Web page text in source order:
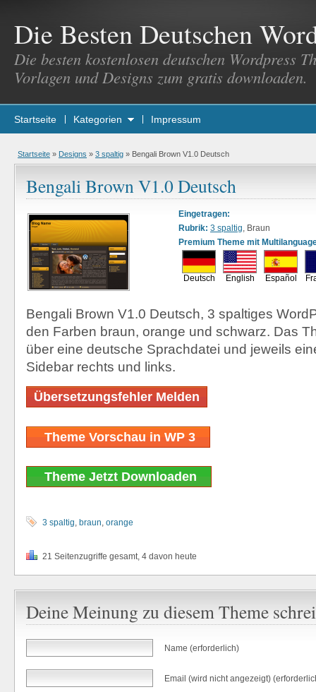
Die Besten Deutschen
Die besten kostenlosen deutschen Wordpress
Vorlagen und Designs zum gratis downloaden.
Startseite Kategorien Impressum
Startseite » Designs » 3 spaltig » Bengali Brown V1.0 Deutsch
Bengali Brown V1.0 Deutsch
Eingetragen:
Rubrik: 3 spaltig, Braun
Premium Theme mit
Deutsch English Español
Bengali Brown V1.0 Deutsch, 3 spaltiges
den Farben braun, orange und schwarz. Das
über eine deutsche Sprachdatei und jeweils
Sidebar rechts und links.
Übersetzungsfehler Melden
Theme Vorschau in WP 3
Theme Jetzt Downloaden
3 spaltig, braun, orange
21 Seitenzugriffe gesamt, 4 davon heute
Deine Meinung zu diesem Theme
Name (erforderlich)
Email (wird nicht angezeigt)